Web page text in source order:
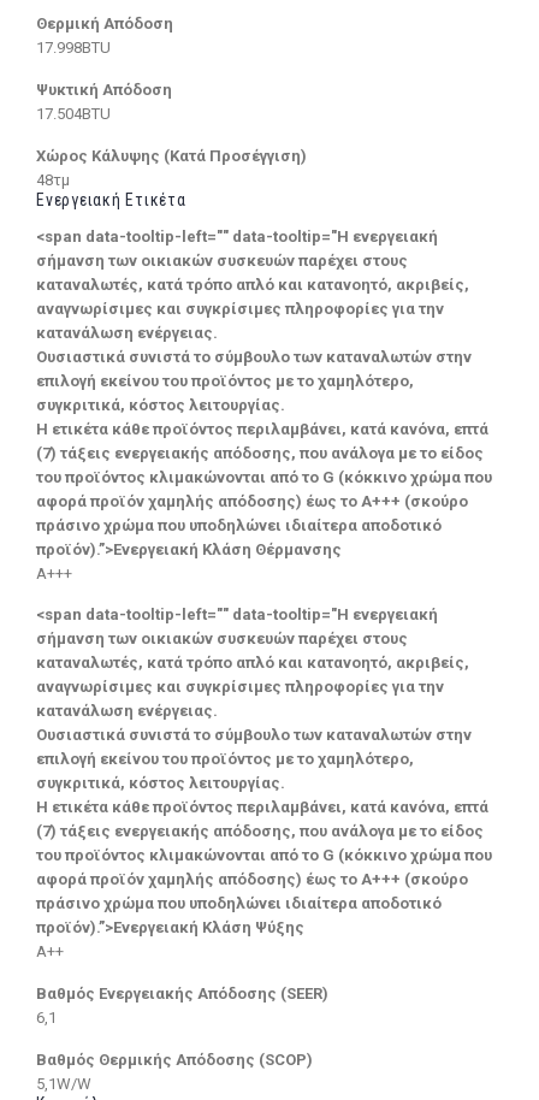
Θερμική Απόδοση
17.998BTU
Ψυκτική Απόδοση
17.504BTU
Χώρος Κάλυψης (Κατά Προσέγγιση)
48τμ
Ενεργειακή Ετικέτα
<span data-tooltip-left="" data-tooltip="Η ενεργειακή
σήμανση των οικιακών συσκευών παρέχει στους
καταναλωτές, κατά τρόπο απλό και κατανοητό, ακριβείς,
αναγνωρίσιμες και συγκρίσιμες πληροφορίες για την
κατανάλωση ενέργειας.
Ουσιαστικά συνιστά το σύμβουλο των καταναλωτών στην
επιλογή εκείνου του προϊόντος με το χαμηλότερο,
συγκριτικά, κόστος λειτουργίας.
Η ετικέτα κάθε προϊόντος περιλαμβάνει, κατά κανόνα, επτά
(7) τάξεις ενεργειακής απόδοσης, που ανάλογα με το είδος
του προϊόντος κλιμακώνονται από το G (κόκκινο χρώμα που
αφορά προϊόν χαμηλής απόδοσης) έως το Α+++ (σκούρο
πράσινο χρώμα που υποδηλώνει ιδιαίτερα αποδοτικό
προϊόν).”>Ενεργειακή Κλάση Θέρμανσης
A+++
<span data-tooltip-left="" data-tooltip="Η ενεργειακή
σήμανση των οικιακών συσκευών παρέχει στους
καταναλωτές, κατά τρόπο απλό και κατανοητό, ακριβείς,
αναγνωρίσιμες και συγκρίσιμες πληροφορίες για την
κατανάλωση ενέργειας.
Ουσιαστικά συνιστά το σύμβουλο των καταναλωτών στην
επιλογή εκείνου του προϊόντος με το χαμηλότερο,
συγκριτικά, κόστος λειτουργίας.
Η ετικέτα κάθε προϊόντος περιλαμβάνει, κατά κανόνα, επτά
(7) τάξεις ενεργειακής απόδοσης, που ανάλογα με το είδος
του προϊόντος κλιμακώνονται από το G (κόκκινο χρώμα που
αφορά προϊόν χαμηλής απόδοσης) έως το Α+++ (σκούρο
πράσινο χρώμα που υποδηλώνει ιδιαίτερα αποδοτικό
προϊόν).”>Ενεργειακή Κλάση Ψύξης
A++
Βαθμός Ενεργειακής Απόδοσης (SEER)
6,1
Βαθμός Θερμικής Απόδοσης (SCOP)
5,1W/W